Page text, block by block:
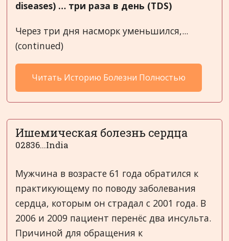
diseases) … три раза в день (TDS)
Через три дня насморк уменьшился,...
(continued)
Читать Историю Болезни Полностью
Ишемическая болезнь сердца
02836...India
Мужчина в возрасте 61 года обратился к
практикующему по поводу заболевания
сердца, которым он страдал с 2001 года. В
2006 и 2009 пациент перенёс два инсульта.
Причиной для обращения к